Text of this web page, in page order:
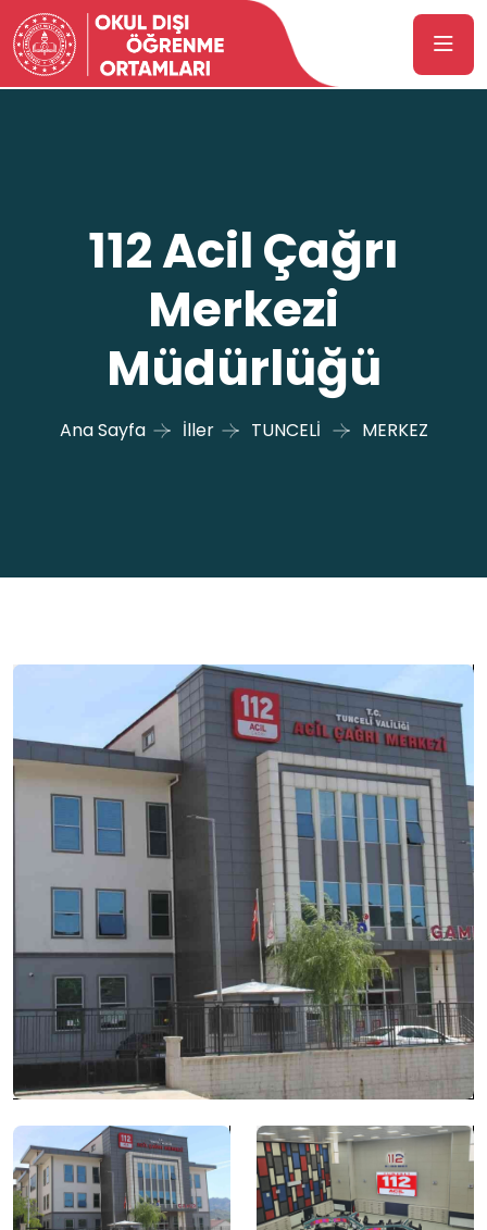
112 Acil Çağrı
Merkezi
Müdürlüğü
Ana Sayfa İller TUNCELİ MERKEZ